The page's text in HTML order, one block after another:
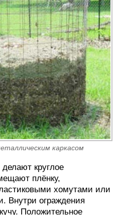
каркасом
круглое
плёнку,
хомутами или
Внутри ограждения
Положительное